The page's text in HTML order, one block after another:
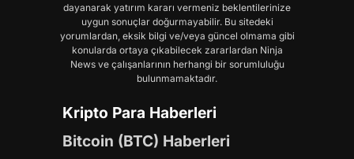
dayanarak yatırım kararı vermeniz beklentilerinize
uygun sonuçlar doğurmayabilir. Bu sitedeki
yorumlardan, eksik bilgi ve/veya güncel olmama gibi
konularda ortaya çıkabilecek zararlardan Ninja
News ve çalışanlarının herhangi bir sorumluluğu
bulunmamaktadır.
Kripto Para Haberleri
Bitcoin (BTC) Haberleri